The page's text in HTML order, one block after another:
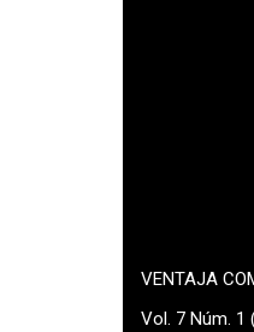
VENTAJA
Vol. 7 Núm. 1